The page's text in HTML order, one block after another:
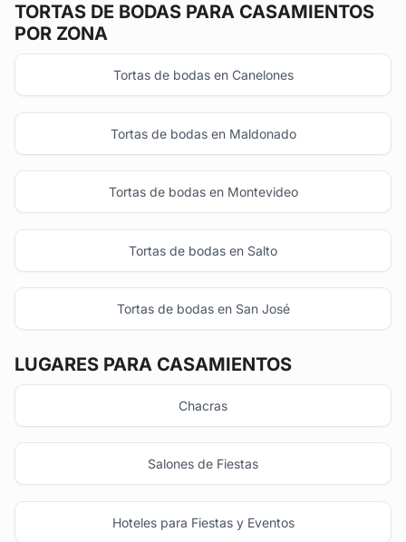
TORTAS DE BODAS PARA CASAMIENTOS
POR ZONA
Tortas de bodas en Canelones
Tortas de bodas en Maldonado
Tortas de bodas en Montevideo
Tortas de bodas en Salto
Tortas de bodas en San José
LUGARES PARA CASAMIENTOS
Chacras
Salones de Fiestas
Hoteles para Fiestas y Eventos